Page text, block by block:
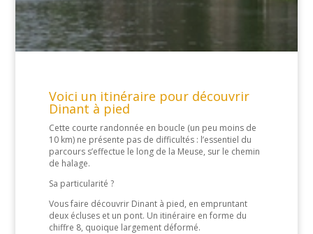
Voici un itinéraire pour découvrir
Dinant à pied
Cette courte randonnée en boucle (un peu moins de
10 km) ne présente pas de difficultés : l’essentiel du
parcours s’effectue le long de la Meuse, sur le chemin
de halage.
Sa particularité ?
Vous faire découvrir Dinant à pied, en empruntant
deux écluses et un pont. Un itinéraire en forme du
chiffre 8, quoique largement déformé.